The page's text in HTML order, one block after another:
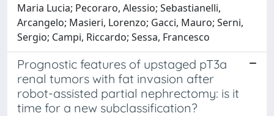
Maria Lucia; Pecoraro, Alessio; Sebastianelli,
Arcangelo; Masieri, Lorenzo; Gacci, Mauro; Serni,
Sergio; Campi, Riccardo; Sessa, Francesco
Prognostic features of upstaged pT3a
renal tumors with fat invasion after
robot-assisted partial nephrectomy: is it
time for a new subclassification?